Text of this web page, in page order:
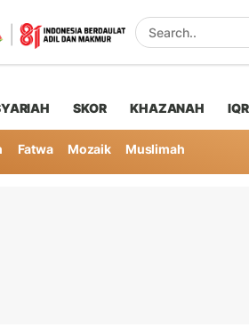
SKOR KHAZANAH
Fatwa Mozaik Muslimah